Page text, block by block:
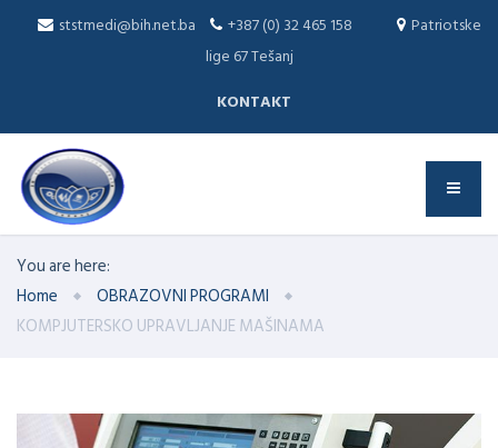
ststmedi@bih.net.ba +387 (0) 32 465 158
Patriotske
lige 67 Tešanj
KONTAKT
You are here:
Home
OBRAZOVNI PROGRAMI
KOMPJUTERSKO UPRAVLJANJE MAŠINAMA